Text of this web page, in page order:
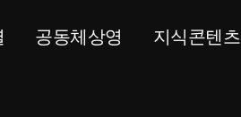
공동체상영 지식콘텐츠